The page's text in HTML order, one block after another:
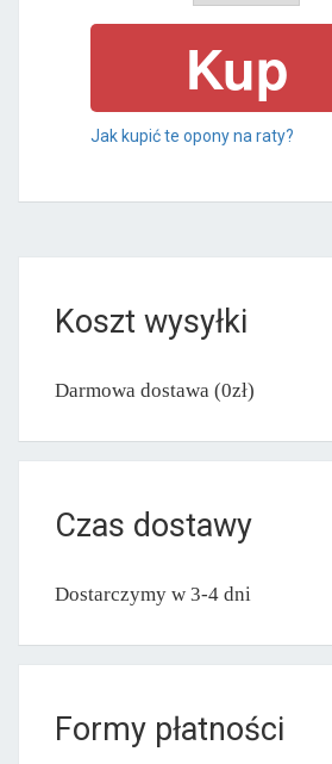
Jak kupić te opony na raty?
Koszt wysyłki
Darmowa dostawa (0zł)
Czas dostawy
Dostarczymy w 3-4 dni
Formy płatności